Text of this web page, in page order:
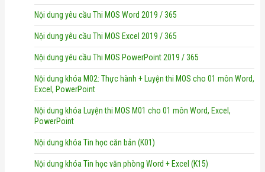
Nội dung yêu cầu Thi MOS Word 2019 / 365
Nội dung yêu cầu Thi MOS Excel 2019 / 365
Nội dung yêu cầu Thi MOS PowerPoint 2019 / 365
Nội dung khóa M02: Thực hành + Luyện thi MOS cho 01 môn Word,
Excel, PowerPoint
Nội dung khóa Luyện thi MOS M01 cho 01 môn Word, Excel,
PowerPoint
Nội dung khóa Tin học căn bản (K01)
Nội dung khóa Tin học văn phòng Word + Excel (K15)